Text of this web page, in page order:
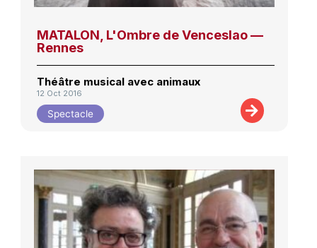
MATALON, L'Ombre de Venceslao —
Rennes
Théâtre musical avec animaux
12 Oct 2016
Spectacle